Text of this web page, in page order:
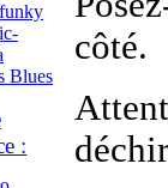
côté.
Blues
: